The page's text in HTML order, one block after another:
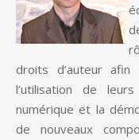
droits d’auteur
l’utilisation de
numérique et la
de nouveaux